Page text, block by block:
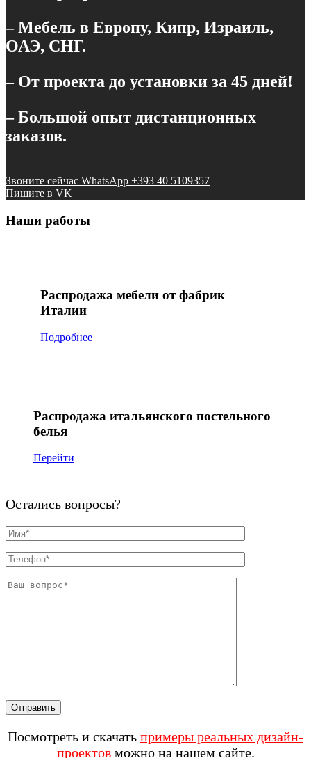
– Мебель в Европу, Кипр, Израиль,
ОАЭ, СНГ.
– От проекта до установки за 45 дней!
– Большой опыт дистанционных
заказов.
Звоните сейчас WhatsApp +393 40 5109357
Пишите в VK
Наши работы
Распродажа мебели от фабрик
Италии
Подробнее
Распродажа итальянского постельного
белья
Перейти
Остались вопросы?
Посмотреть и скачать примеры реальных дизайн-
проектовможно на нашем сайте.